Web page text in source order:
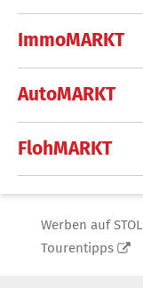
ImmoMARKT
AutoMARKT
FlohMARKT
Werben auf STOL
Tourentipps